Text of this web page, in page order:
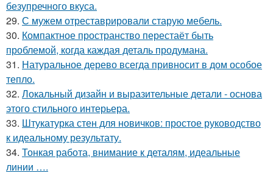
безупречного вкуса.
29. С мужем отреставрировали старую мебель.
30. Компактное пространство перестаёт быть
проблемой, когда каждая деталь продумана.
31. Натуральное дерево всегда привносит в дом особое
тепло.
32. Локальный дизайн и выразительные детали - основа
этого стильного интерьера.
33. Штукатурка стен для новичков: простое руководство
к идеальному результату.
34. Тонкая работа, внимание к деталям, идеальные
линии ….